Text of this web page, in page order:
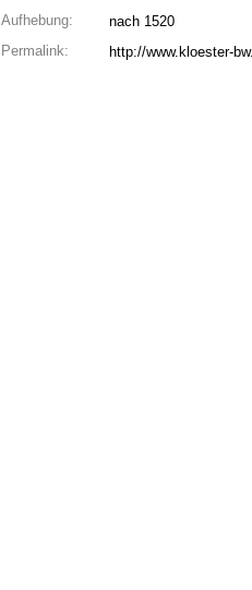
Aufhebung:
nach 1520
Permalink:
http://www.kloester-